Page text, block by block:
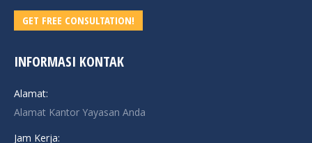
GET FREE CONSULTATION!
INFORMASI KONTAK
Alamat:
Alamat Kantor Yayasan Anda
Jam Kerja: